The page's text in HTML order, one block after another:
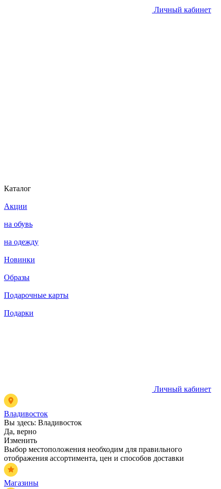
Личный кабинет
Каталог
Акции
на обувь
на одежду
Новинки
Образы
Подарочные карты
Подарки
Личный кабинет
Владивосток
Вы здесь: Владивосток
Да, верно
Изменить
Выбор местоположения необходим для правильного
отображения ассортимента, цен и способов доставки
Магазины